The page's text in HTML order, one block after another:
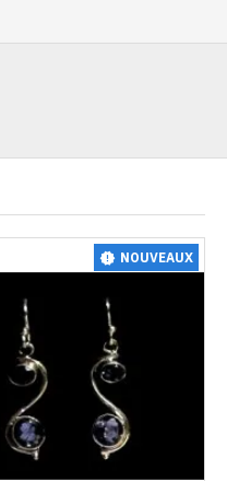
NOUVEAUX